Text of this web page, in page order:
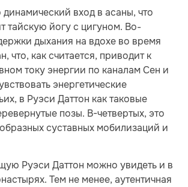
вход в асаны, что
тайскую йогу с цигуном. Во-
дыхания на вдохе во время
что, как считается, приводит к
току энергии по каналам Сен и
энергетические
в Руэси Даттон как таковые
позы. В-четвертых, это
суставных мобилизаций и
Руэси Даттон можно увидеть и в
Тем не менее, аутентичная